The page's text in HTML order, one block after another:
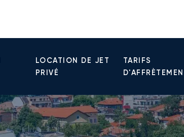
LOCATION DE JET
PRIVÉ
TARIFS